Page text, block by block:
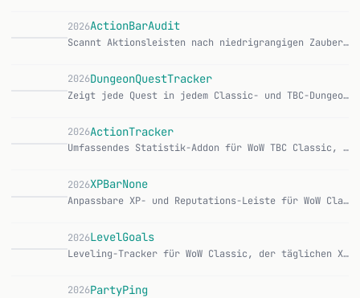
2026ActionBarAudit
Scannt Aktionsleisten nach niedrigrangigen Zaubern und ersetzt sie per Knopfdruck durch den höchsten Rang. CurseForge | GitHub Features: Scan aller Aktionsleist…
2026DungeonQuestTracker
Zeigt jede Quest in jedem Classic- und TBC-Dungeon an, damit keine Dungeon-Quest mehr verpasst wird. CurseForge | GitHub Features: Über 160 Dungeon-Quests erfas…
2026ActionTracker
Umfassendes Statistik-Addon für WoW TBC Classic, das passiv Fähigkeiten, Schaden, Kills, Tode, Gold und mehr erfasst. CurseForge | GitHub Features: Automatische…
2026XPBarNone
Anpassbare XP- und Reputations-Leiste für WoW Classic Era und TBC Classic, ursprünglich von phyber entwickelt. CurseForge | GitHub Features: Konfigurierbarer XP…
2026LevelGoals
Leveling-Tracker für WoW Classic, der täglichen XP-Bedarf basierend auf Ziellevel und Deadline berechnet. CurseForge | GitHub Features: Ziellevel und Deadline s…
2026PartyPing